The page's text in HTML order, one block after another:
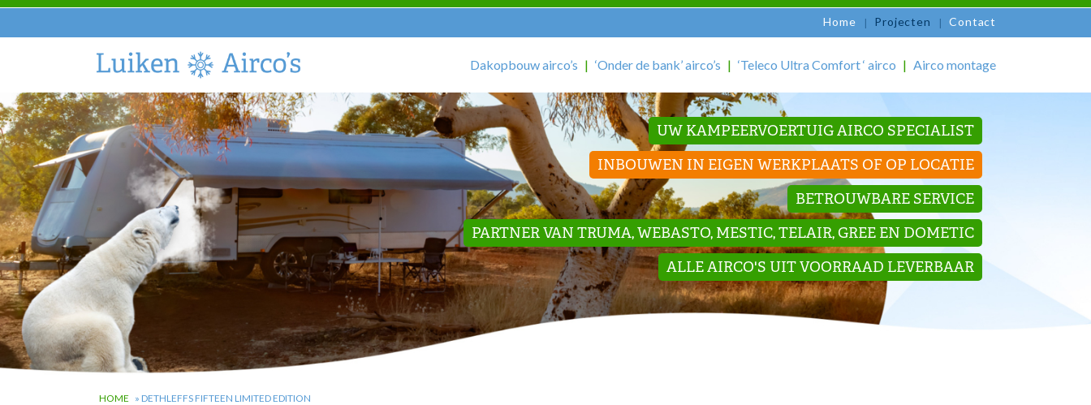
Home Projecten Contact
Dakopbouw airco’s ‘Onder de bank’ airco’s ‘Teleco Ultra Comfort ‘ airco Airco montage
UW KAMPEERVOERTUIG AIRCO SPECIALIST
INBOUWEN IN EIGEN WERKPLAATS OF OP LOCATIE
BETROUWBARE SERVICE
PARTNER VAN TRUMA, WEBASTO, MESTIC, TELAIR, GREE EN DOMETIC
ALLE AIRCO'S UIT VOORRAAD LEVERBAAR
HOME » DETHLEFFS FIFTEEN LIMITED EDITION